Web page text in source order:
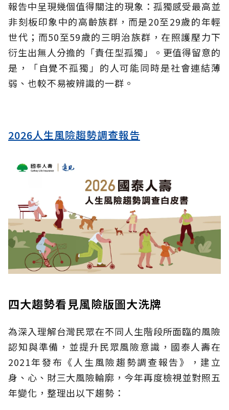
報告中呈現幾個值得關注的現象：孤獨感受最高並
非刻板印象中的高齡族群，而是20至29歲的年輕
世代；而50至59歲的三明治族群，在照護壓力下
衍生出無人分擔的「責任型孤獨」。更值得留意的
是，「自覺不孤獨」的人可能同時是社會連結薄
弱、也較不易被辨識的一群。
2026人生風險趨勢調查報告
四大趨勢看見風險版圖大洗牌
為深入理解台灣民眾在不同人生階段所面臨的風險
認知與準備，並提升民眾風險意識，國泰人壽在
2021年發布《人生風險趨勢調查報告》，建立
身、心、財三大風險輪廓，今年再度檢視並對照五
年變化，整理出以下趨勢：